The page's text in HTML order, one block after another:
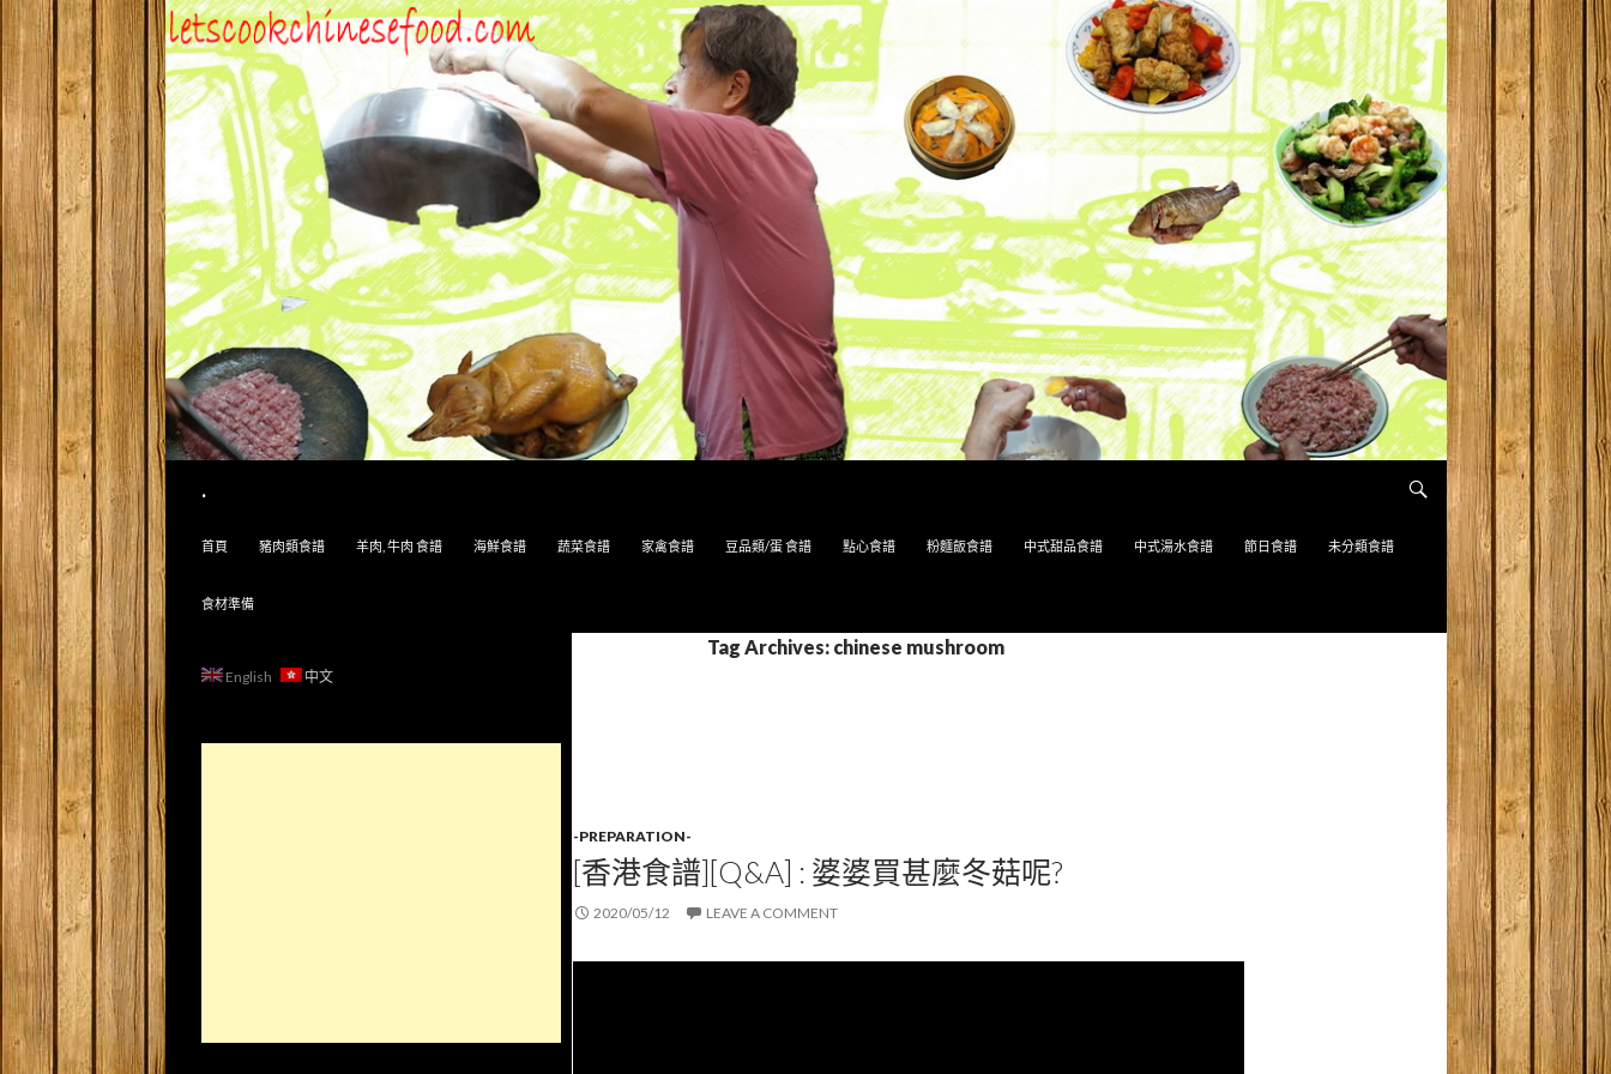
.
首頁
豬肉類食譜 羊肉, 牛肉 食譜 海鮮食譜 蔬菜食譜 家禽食譜 豆品類/蛋 食譜 點心食譜 粉麵飯食譜 中式甜品食譜 中式湯水食譜 節日食譜 未分類食譜
食材準備
Tag Archives: chinese mushroom
-PREPARATION-
[香港食譜][Q&A] : 婆婆買甚麼冬菇呢?
2020/05/12 LEAVE A COMMENT
English 中文